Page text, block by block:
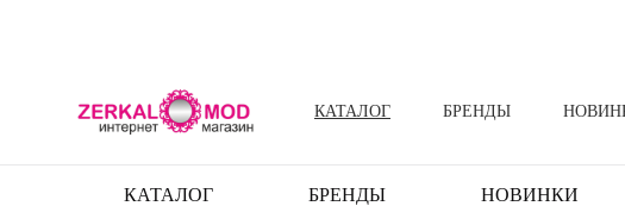
КАТАЛОГ БРЕНДЫ
КАТАЛОГ БРЕНДЫ НОВИНКИ